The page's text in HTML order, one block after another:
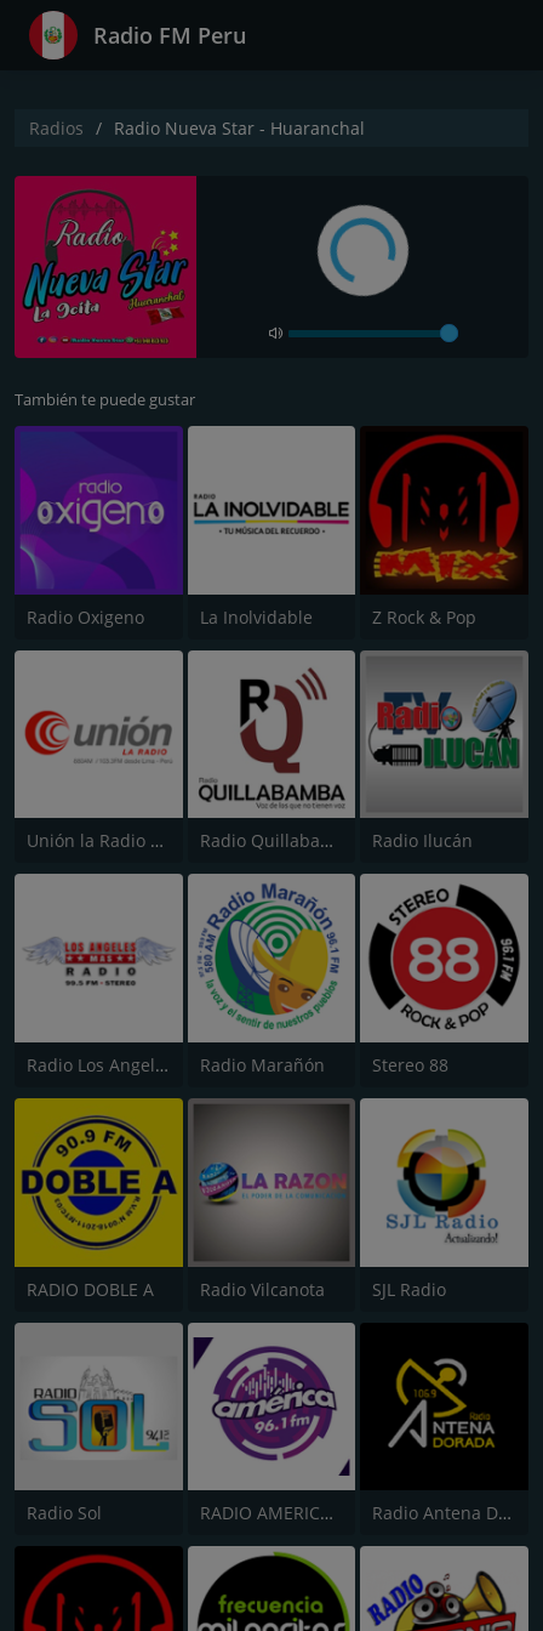
Radio FM Peru
Radios Radio Nueva Star - Huaranchal
También te puede gustar
Radio Oxigeno La Inolvidable Z Rock & Pop
Unión la Radio 103.3 FM Radio Quillabamba Radio Ilucán
Radio Los Angeles Chepén Radio Marañón Stereo 88
RADIO DOBLE A Radio Vilcanota SJL Radio
Radio Sol RADIO AMERICA 96.1 FM Radio Antena Dorada 106.9 FM